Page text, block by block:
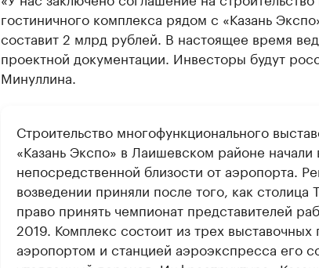
гостиничного комплекса рядом с «Казань
составит 2 млрд рублей. В настоящее время
проектной документации. Инвесторы будут
Минуллина.
Строительство многофункционального
«Казань Экспо» в Лаишевском районе начали
непосредственной близости от аэропорта.
возведении приняли после того, как столица
право принять чемпионат представителей
2019. Комплекс состоит из трех выставочных
аэропортом и станцией аэроэкспресса его